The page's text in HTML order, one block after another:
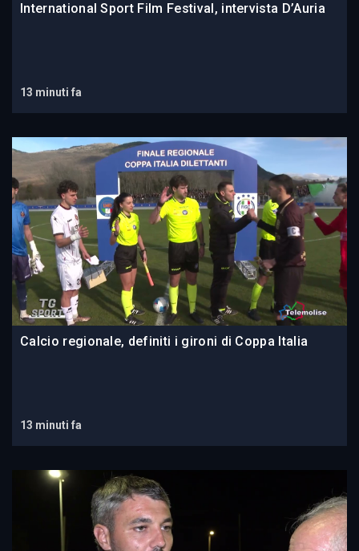
International Sport Film Festival, intervista D’Auria
13 minuti fa
Calcio regionale, definiti i gironi di Coppa Italia
13 minuti fa